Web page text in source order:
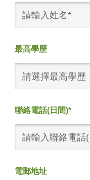
最高學歷
請選擇最高學歷
聯絡電話(日間)*
電郵地址